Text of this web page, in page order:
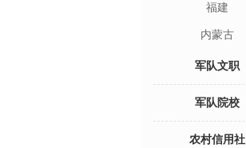
福建
内蒙古
军队文职
军队院校
农村信用社